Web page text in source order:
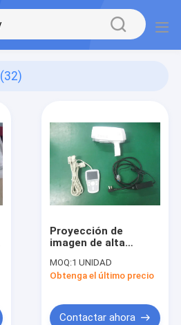
(32)
Proyección de
imagen de alta
cámara del
Colposcope
de Digitaces para
ginecología
MOQ:1 UNIDAD
Obtenga el último precio
Contactar ahora